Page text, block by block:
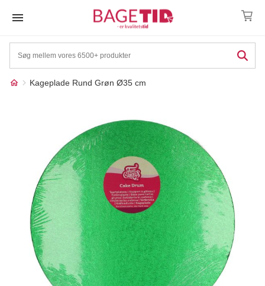
Kageplade Rund Grøn Ø35 cm
disse produkter have din
interesse?
Apple aroma superkoncentreret 3,7 ml